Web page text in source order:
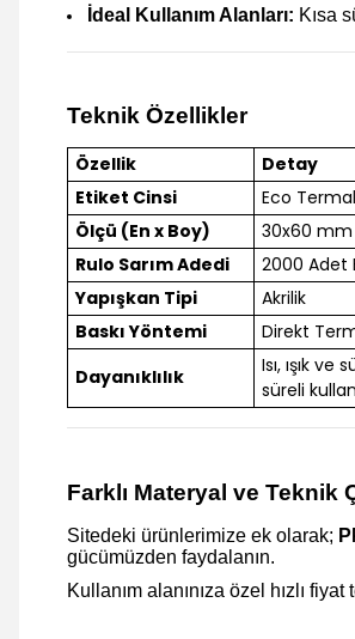
İdeal Kullanım Alanları: Kısa
Teknik Özellikler
Özellik
Detay
Etiket Cinsi
Eco Termal
Ölçü (En x Boy)
30x60 mm
Rulo Sarım Adedi
2000 Adet
Yapışkan Tipi
Akrilik
Baskı Yöntemi
Direkt
Dayanıklılık
Isı, ışık ve
süreli
Farklı Materyal ve Teknik
Sitedeki ürünlerimize ek olarak;
gücümüzden faydalanın.
Kullanım alanınıza özel hızlı